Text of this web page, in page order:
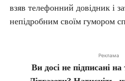
взяв телефонний довідник і
непідробним своїм гумором
Реклама
Ви досі не підписані